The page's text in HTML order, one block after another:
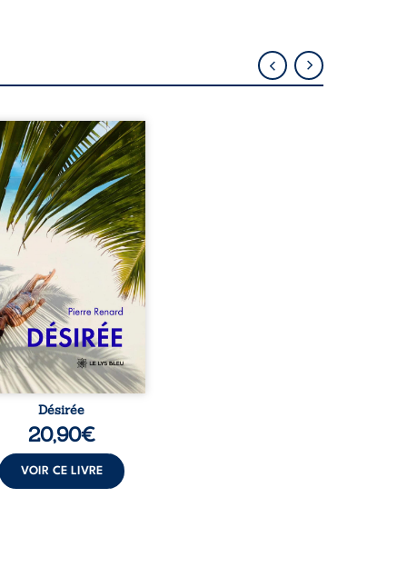
Pierre, jeune retraité,
qu’il est devenu une
femme métissée de
ans. À peine a-t-il
à apprivoiser ce
corps qu’Ange surgit
sa vie et fait vaciller
ses certitudes. Entre
est immédiate,
jusqu’à ce qu’un
familial fasse planer
: et s’ils étaient
demi-frère et ...
Désirée
20,90€
VOIR CE LIVRE